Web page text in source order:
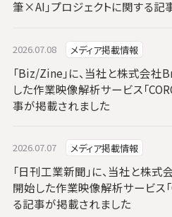
筆×AI」プロジェクトに関する記
2026.07.08 メディア掲載情報
「Biz/Zine」に、当社と株式会
した作業映像解析サービス「
事が掲載されました
2026.07.07 メディア掲載情報
「日刊工業新聞」に、当社と株
開始した作業映像解析サービス
る記事が掲載されました